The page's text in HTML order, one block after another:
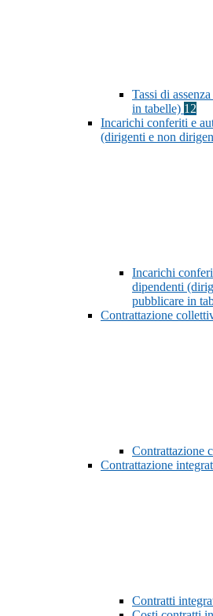
Tassi di
in tabelle) 12
Incarichi conferiti e
(dirigenti e non
Incarichi
dipendenti
pubblicare in
Contrattazione
Contrattazione
Contrattazione
Contratti